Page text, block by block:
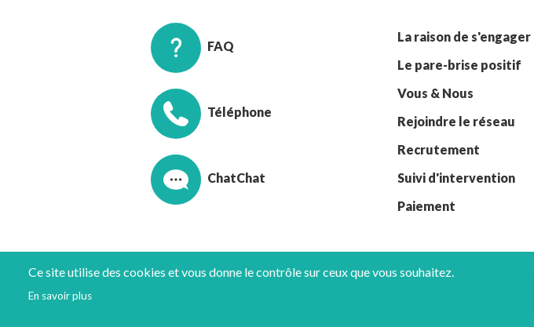
Ce site utilise des cookies et vous donne le contrôle sur ceux que vous souhaitez.
En savoir plus
FAQ
Téléphone
Chat
La raison de s'engager
Le pare-brise positif
Vous & Nous
Rejoindre le réseau
Recrutement
Suivi d'intervention
Paiement